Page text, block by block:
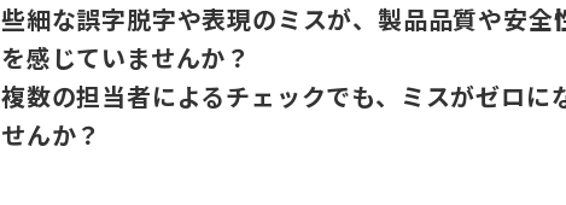
些細な誤字脱字や表現のミスが、製品品質や安
を感じていませんか？
複数の担当者によるチェックでも、ミスがゼロに
せんか？